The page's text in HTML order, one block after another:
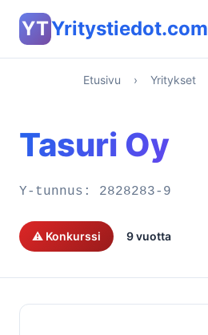
YTYritystiedot.com
Etusivu › Yritykset
Tasuri Oy
Y-tunnus: 2828283-9
⚠️ Konkurssi 9 vuotta